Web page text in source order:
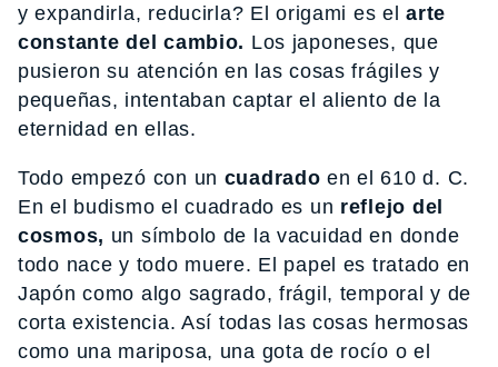
y expandirla, reducirla? El origami es elarte
constante del cambio. Los japoneses, que
pusieron su atención en las cosas frágiles y
pequeñas, intentaban captar el aliento de la
eternidad en ellas.
Todo empezó con un cuadrado en el 610 d. C.
En el budismo el cuadrado es un reflejo del
cosmos, un símbolo de la vacuidad en donde
todo nace y todo muere. El papel es tratado en
Japón como algo sagrado, frágil, temporal y de
corta existencia. Así todas las cosas hermosas
como una mariposa, una gota de rocío o el